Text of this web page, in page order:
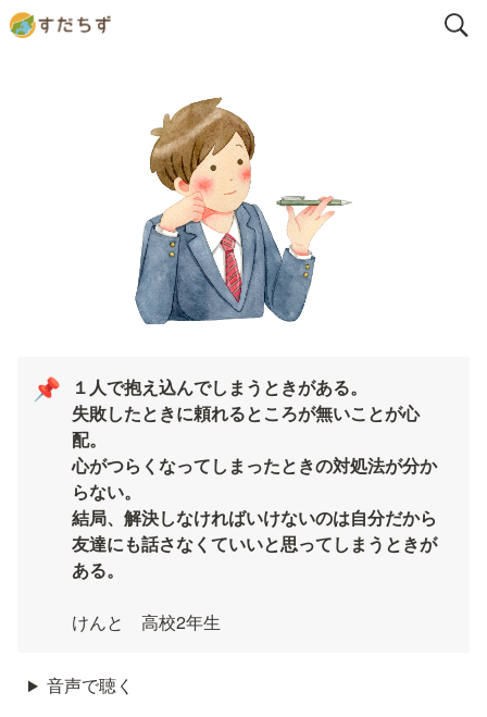
📌
１人で抱え込んでしまうときがある。
失敗したときに頼れるところが無いことが心
配。
心がつらくなってしまったときの対処法が分か
らない。
結局、解決しなければいけないのは自分だから
友達にも話さなくていいと思ってしまうときが
ある。
けんと　高校2年生
音声で聴く